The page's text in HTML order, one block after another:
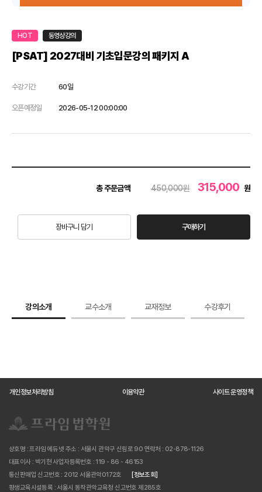
HOT 동영상강의
[PSAT] 2027대비 기초입문강의 패키지 A
수강기간 60일
오픈예정일 2026-05-12 00:00:00
총 주문금액 450,000원 315,000 원
장바구니 담기 구매하기
강의소개 교수소개 교재정보 수강후기
개인정보처리방침 이용약관 사이트 운영정책
상호명 : 프라임 에듀넷 주소 : 서울시 관악구 신림로 90 연락처 : 02-878-1126
대표이사 : 박기현 사업자등록번호 : 119 - 86 - 46153
통신판매업 신고번호 : 2012 서울관악0172호
[정보조회]
평생교육시설등록 : 서울시 동작관악교육청 신고번호 제285호